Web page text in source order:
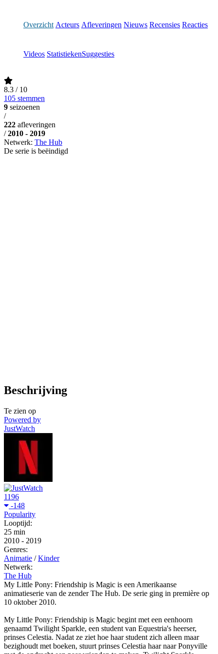
Overzicht Acteurs Afleveringen Nieuws Recensies Reacties
Videos StatistiekenSuggesties
8.3 / 10
105 stemmen
9 seizoenen
/
222 afleveringen
/ 2010 - 2019
Netwerk: The Hub
De serie is beëindigd
Beschrijving
Te zien op
Powered by
JustWatch
1196
-148
Popularity
Looptijd:
25 min
2010 - 2019
Genres:
Animatie / Kinder
Netwerk:
The Hub
My Little Pony: Friendship is Magic is een Amerikaanse
animatieserie van de zender The Hub. De serie ging in première op
10 oktober 2010.
My Little Pony: Friendship is Magic begint met een eenhoorn
genaamd Twilight Sparkle, een student van Equestria's heerser,
prinses Celestia. Nadat ze ziet hoe haar student zich alleen maar
bezighoudt met boeken, stuurt prinses Celestia haar naar Ponyville